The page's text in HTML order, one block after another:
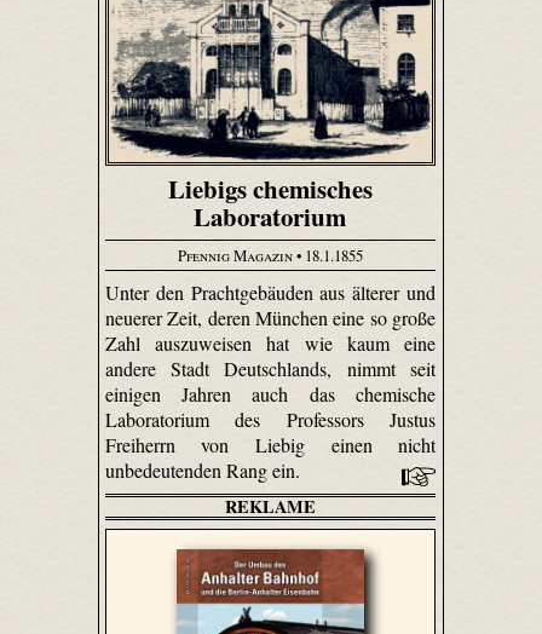
Liebigs chemisches
Laboratorium
Pfennig Magazin• 18.1.1855
Unter den Prachtgebäuden aus älterer und
neuerer Zeit, deren München eine so große
Zahl auszuweisen hat wie kaum eine
andere Stadt Deutschlands, nimmt seit
einigen Jahren auch das chemische
Laboratorium des Professors Justus
Freiherrn von Liebig einen nicht
unbedeutenden Rang ein.
REKLAME